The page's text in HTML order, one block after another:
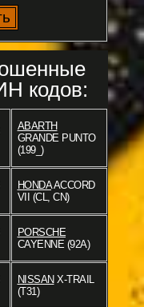
кодов:
ABARTH
GRANDE PUNTO
(199_)
HONDAACCORD
VII (CL, CN)
PORSCHE
CAYENNE (92A)
NISSAN X-TRAIL
(T31)